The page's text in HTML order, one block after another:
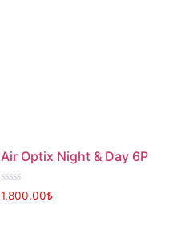
Air Optix Night & Day 6P
Rated
0
1,800.00₺